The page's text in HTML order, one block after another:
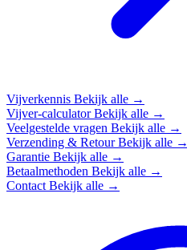
Vijverkennis Bekijk alle →
Vijver-calculatorBekijk alle →
Veelgestelde vragen Bekijk alle →
Verzending & RetourBekijk alle →
Garantie Bekijk alle →
Betaalmethoden Bekijk alle →
Contact Bekijk alle →